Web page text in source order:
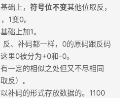
础上， 符号位不变其他位取反，
1变0。
础上加1。
反、补码都一样，0的原码跟反码
里0被分为+0和-0。
一定的相似之处但又不尽相同
反）。
补码的形式存放数据的。1100